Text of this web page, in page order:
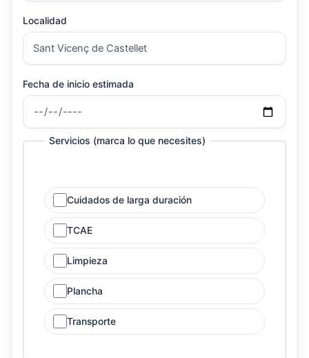
Localidad
Fecha de inicio estimada
Servicios (marca lo que necesites)
Cuidados de larga duración
TCAE
Limpieza
Plancha
Transporte